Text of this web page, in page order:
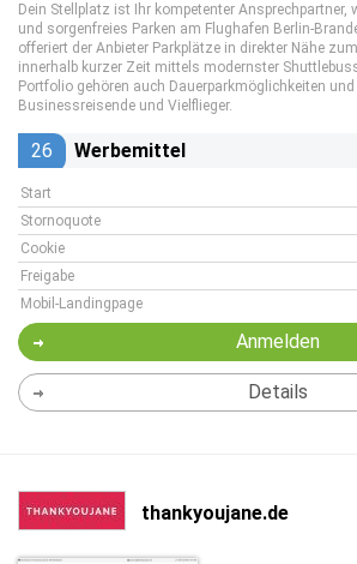
Dein Stellplatz ist Ihr kompetenter Ansprechpartner,
und sorgenfreies Parken am Flughafen Berlin-
offeriert der Anbieter Parkplätze in direkter Nähe
innerhalb kurzer Zeit mittels modernster
Portfolio gehören auch Dauerparkmöglichkeiten
Businessreisende und Vielflieger.
26 Werbemittel
Start
Stornoquote
Cookie
Freigabe
Mobil-Landingpage
Anmelden
Details
thankyoujane.de